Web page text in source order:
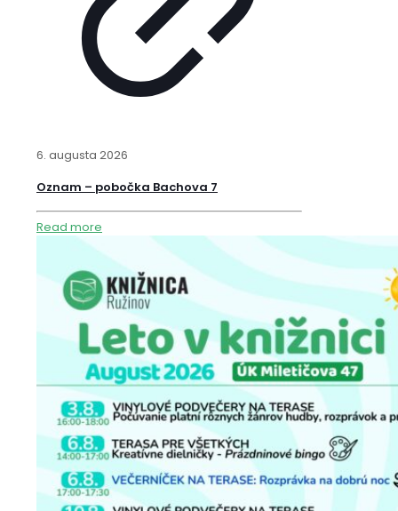
6. augusta 2026
Oznam – pobočka Bachova 7
Read more